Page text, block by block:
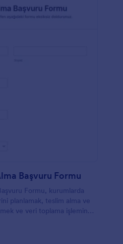
Başvuru Formu
Formu, kurumlarda
planlamak, teslim alma ve
ve veri toplama işlemini
form şablonudur.